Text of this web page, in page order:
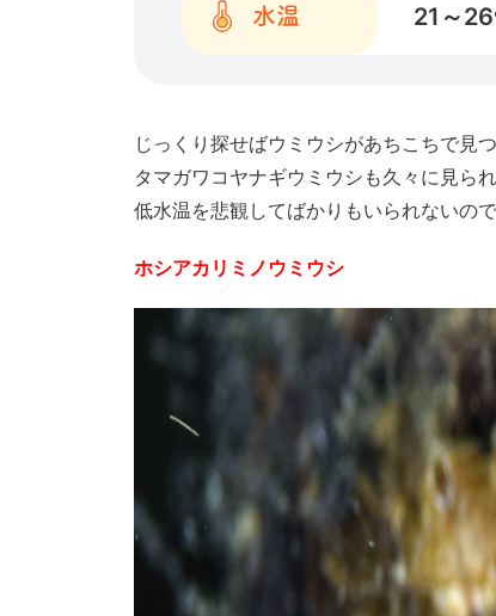
水温 21～26
じっくり探せばウミウシがあちこちで見
タマガワコヤナギウミウシも久々に見ら
低水温を悲観してばかりもいられないの
ホシアカリミノウミウシ